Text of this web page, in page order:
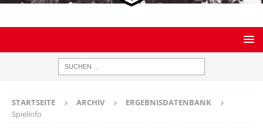
STARTSEITE ARCHIV
ERGEBNISDATENBANK
Spielinfo